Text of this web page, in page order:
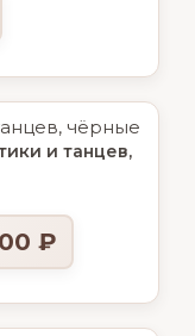
и танцев,
₽